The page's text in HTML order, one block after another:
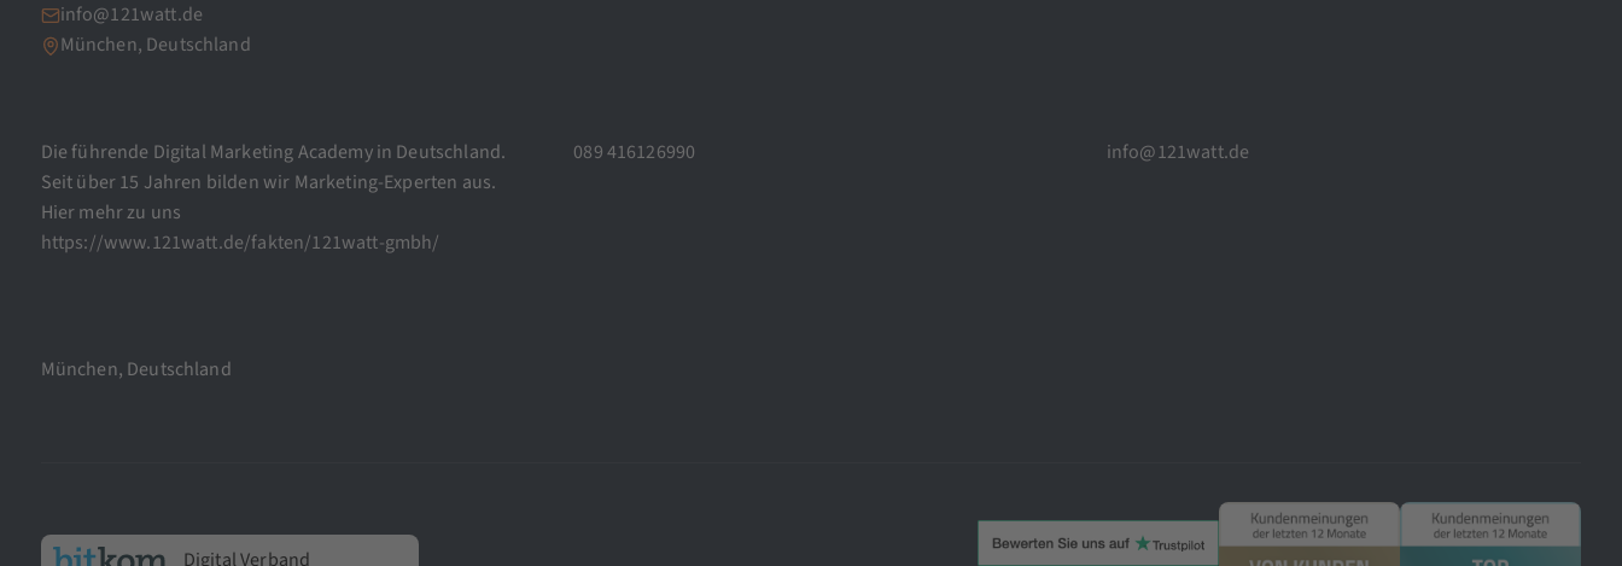
info@121watt.de
München, Deutschland
Die führende Digital Marketing Academy in Deutschland.
Seit über 15 Jahren bilden wir Marketing-Experten aus.
Hier mehr zu uns
https://www.121watt.de/fakten/121watt-gmbh/
089 416126990 info@121watt.de
München, Deutschland
Digital Verband